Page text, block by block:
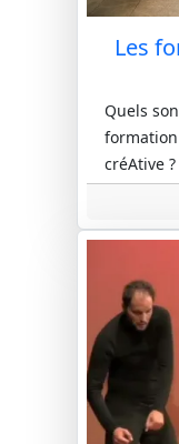
Les
Quels
formation
créAtive
travail